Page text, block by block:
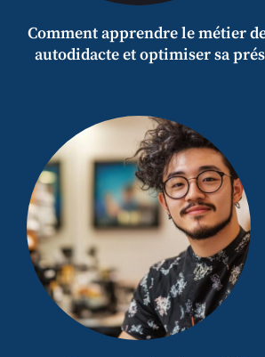
Comment apprendre le métier
autodidacte et optimiser sa